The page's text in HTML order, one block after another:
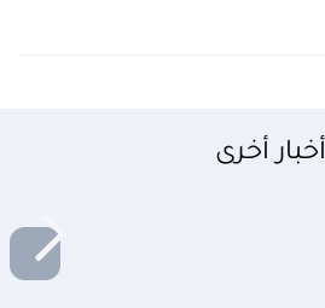
أخبار أخرى